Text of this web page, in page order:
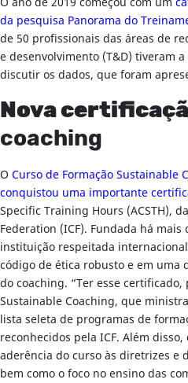
da pesquisa Panorama do
de 50 profissionais das áreas de
e desenvolvimento (T&D) tiveram
discutir os dados, que foram
Nova
coaching
O Curso de Formação Sustainable
conquistou uma importante
Specific Training Hours (ACSTH),
Federation (ICF). Fundada há mais
instituição respeitada
código de ética robusto e em uma
do coaching. “Ter esse
Sustainable Coaching, que
lista seleta de programas de
reconhecidos pela ICF. Além
aderência do curso às diretrizes e
bem como o foco no ensino das